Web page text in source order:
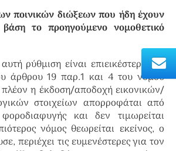
ποινικών διώξεων που ήδη έχουν
το προηγούμενο νομοθετικό
ρύθμιση είναι επιεικέστερη της
άρθρου 19 παρ.1 και 4 του νόμου
η έκδοση/αποδοχή εικονικών/
στοιχείων απορροφάται από
και δεν τιμωρείται
νόμος θεωρείται εκείνος, ο
περιέχει τις ευμενέστερες για τον